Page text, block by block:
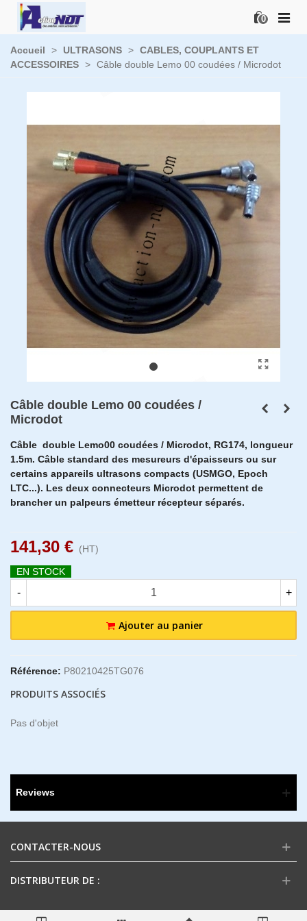
0
Accueil > ULTRASONS > CABLES, COUPLANTS ET
ACCESSOIRES > Câble double Lemo 00 coudées / Microdot
Câble double Lemo 00 coudées /
Microdot
Câble double Lemo00 coudées / Microdot, RG174, longueur
1.5m. Câble standard des mesureurs d'épaisseurs ou sur
certains appareils ultrasons compacts (USMGO, Epoch
LTC...). Les deux connecteurs Microdot permettent de
brancher un palpeurs émetteur récepteur séparés.
141,30 € (HT)
EN STOCK
- +
Ajouter au panier
Référence: P80210425TG076
PRODUITS ASSOCIÉS
Pas d'objet
Reviews
CONTACTER-NOUS
DISTRIBUTEUR DE :